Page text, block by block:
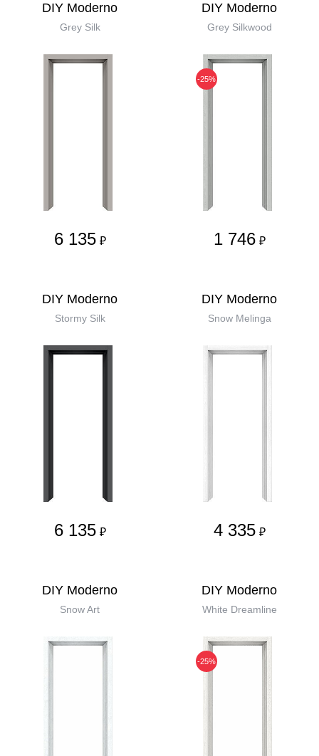
DIY Moderno
Grey Silk
6 135 ₽
DIY Moderno
Grey Silkwood
-25%
1 746 ₽
DIY Moderno
Stormy Silk
6 135 ₽
DIY Moderno
Snow Melinga
4 335 ₽
DIY Moderno
Snow Art
DIY Moderno
White Dreamline
-25%